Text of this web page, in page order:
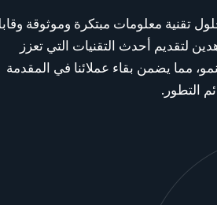
معلومات مبتكرة وموثوقة وقابلة
أحدث التقنيات التي تعزز
مما يضمن بقاء عملائنا في المقدمة